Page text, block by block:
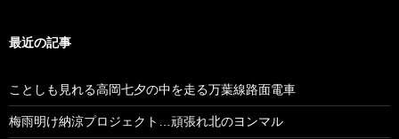
最近の記事
ことしも見れる高岡七夕の中を走る万葉線路面電車
梅雨明け納涼プロジェクト…頑張れ北のヨンマル